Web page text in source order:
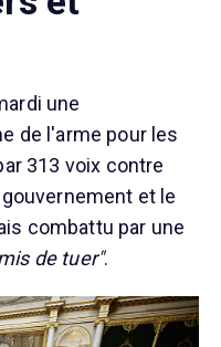
une
de l'arme pour les
313 voix contre
et le
combattu par une
de tuer".